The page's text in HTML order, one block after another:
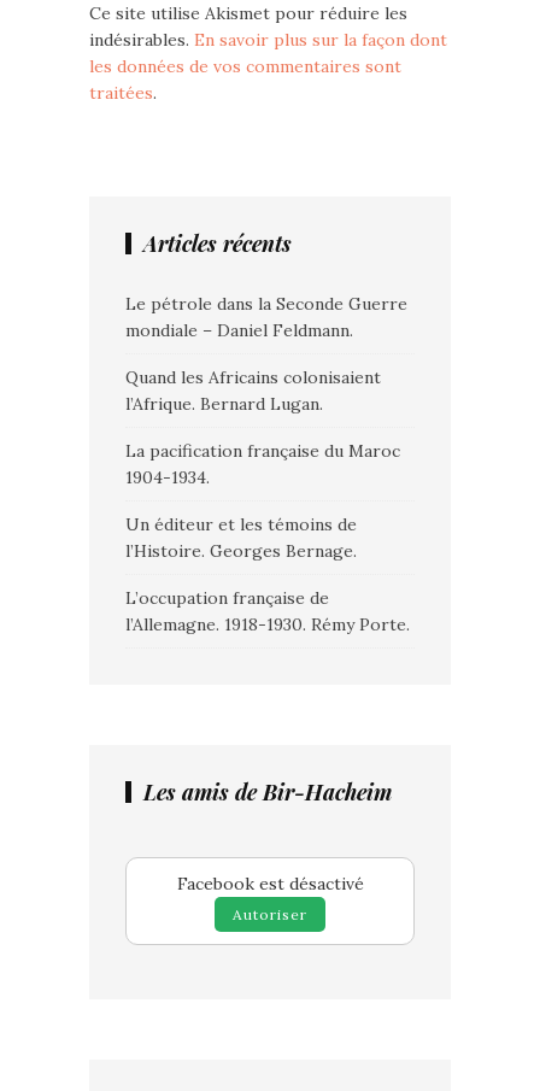
Ce site utilise Akismet pour réduire les
indésirables. En savoir plus sur la façon dont
les données de vos commentaires sont
traitées.
Articles récents
Le pétrole dans la Seconde Guerre
mondiale – Daniel Feldmann.
Quand les Africains colonisaient
l’Afrique. Bernard Lugan.
La pacification française du Maroc
1904-1934.
Un éditeur et les témoins de
l’Histoire. Georges Bernage.
L’occupation française de
l’Allemagne. 1918-1930. Rémy Porte.
Les amis de Bir-Hacheim
Facebook est désactivé
Autoriser